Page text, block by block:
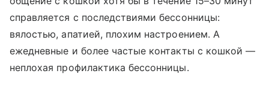
справляется с последствиями бессонницы:
вялостью, апатией, плохим настроением. А
ежедневные и более частые контакты с кошкой —
неплохая профилактика бессонницы.